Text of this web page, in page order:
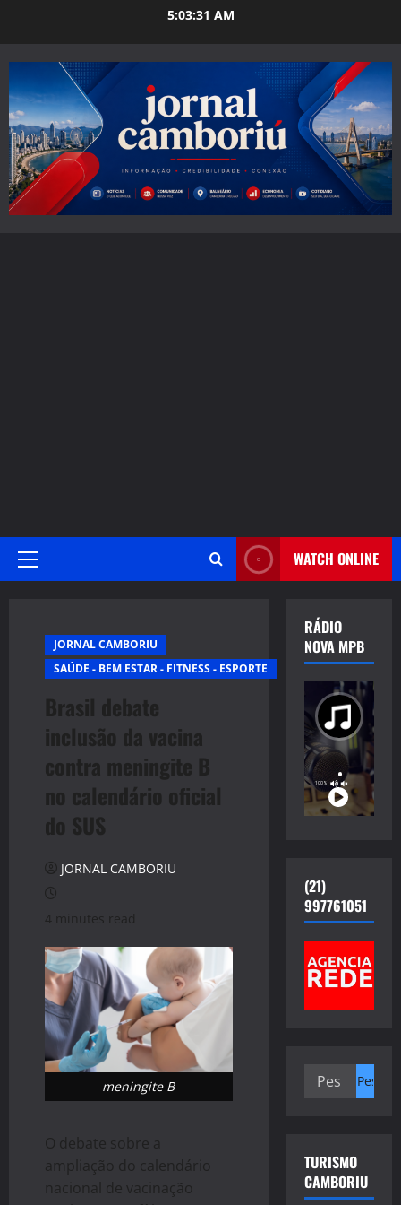
5:03:32 AM
Primary
WATCH ONLINE
JORNAL CAMBORIU
SAÚDE - BEM ESTAR - FITNESS - ESPORTE
Brasil debate
inclusão da vacina
contra meningite B
no calendário oficial
do SUS
JORNAL CAMBORIU
4 minutes read
meningite B
O debate sobre a
ampliação do calendário
nacional de vacinação
RÁDIO
NOVA MPB
(21)
997761051
Pesquisar
TURISMO
CAMBORIU